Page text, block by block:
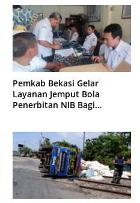
Pemkab Bekasi Gelar
Layanan Jemput Bola
Penerbitan NIB Bagi